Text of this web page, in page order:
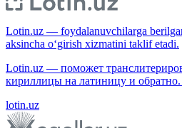
Lotin.uz — foydalanuvchilarga
aksincha o‘girish xizmatini taklif etadi.
Lotin.uz — поможет
кириллицы на латиницу и
lotin.uz